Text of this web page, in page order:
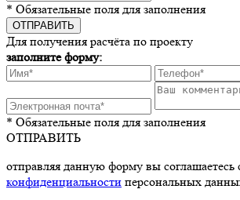
* Обязательные поля для заполнения
Для получения расчёта по проекту
заполните форму:
* Обязательные поля для заполнения
ОТПРАВИТЬ
отправляя данную форму вы соглашаетесь
конфиденциальности персональных